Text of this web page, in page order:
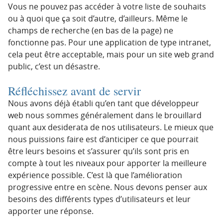
Vous ne pouvez pas accéder à votre liste de souhaits
ou à quoi que ça soit d’autre, d’ailleurs. Même le
champs de recherche (en bas de la page) ne
fonctionne pas. Pour une application de type intranet,
cela peut être acceptable, mais pour un site web grand
public, c’est un désastre.
Réfléchissez avant de servir
Nous avons déjà établi qu’en tant que développeur
web nous sommes généralement dans le brouillard
quant aux desiderata de nos utilisateurs. Le mieux que
nous puissions faire est d’anticiper ce que pourrait
être leurs besoins et s’assurer qu’ils sont pris en
compte à tout les niveaux pour apporter la meilleure
expérience possible. C’est là que l’amélioration
progressive entre en scène. Nous devons penser aux
besoins des différents types d’utilisateurs et leur
apporter une réponse.